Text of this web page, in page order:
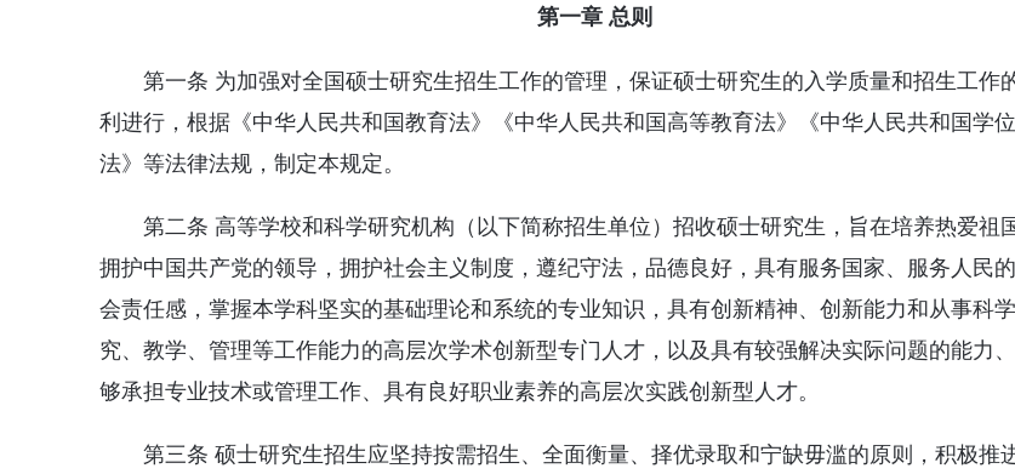
第一章 总则
第一条 为加强对全国硕士研究生招生工作的管理，保证硕士研究生的入学质量和招生工作
利进行，根据《中华人民共和国教育法》《中华人民共和国高等教育法》《中华人民共和国学位
法》等法律法规，制定本规定。
第二条 高等学校和科学研究机构（以下简称招生单位）招收硕士研究生，旨在培养热爱祖
拥护中国共产党的领导，拥护社会主义制度，遵纪守法，品德良好，具有服务国家、服务人民
会责任感，掌握本学科坚实的基础理论和系统的专业知识，具有创新精神、创新能力和从事科
究、教学、管理等工作能力的高层次学术创新型专门人才，以及具有较强解决实际问题的能力
够承担专业技术或管理工作、具有良好职业素养的高层次实践创新型人才。
第三条 硕士研究生招生应坚持按需招生、全面衡量、择优录取和宁缺毋滥的原则，积极推